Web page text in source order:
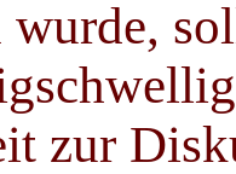
wurde,
zur